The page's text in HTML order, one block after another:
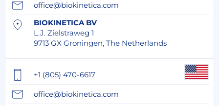
office@biokinetica.com
BIOKINETICA BV
L.J. Zielstraweg 1
9713 GX Groningen, The Netherlands
+1 (805) 470-6617
office@biokinetica.com